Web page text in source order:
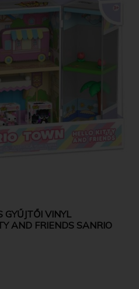
GYŰJTŐI VINYL
AND FRIENDS SANRIO